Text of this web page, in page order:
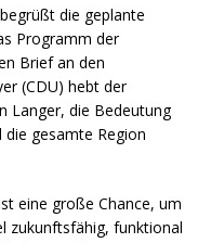
die geplante
Programm der
Brief an den
(CDU) hebt der
Langer, die Bedeutung
gesamte Region
eine große Chance, um
zukunftsfähig, funktional